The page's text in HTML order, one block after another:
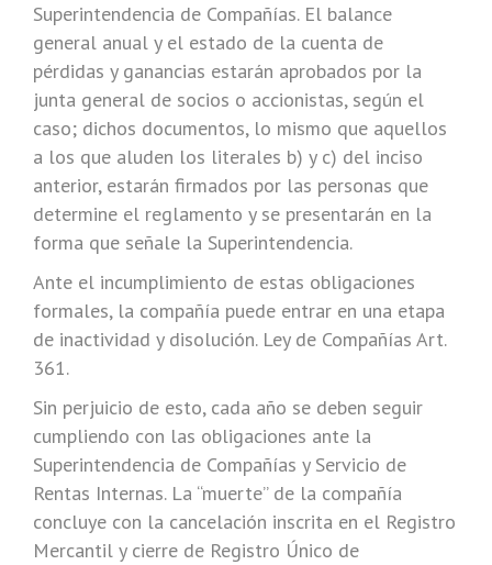
Superintendencia de Compañías. El balance
general anual y el estado de la cuenta de
pérdidas y ganancias estarán aprobados por la
junta general de socios o accionistas, según el
caso; dichos documentos, lo mismo que aquellos
a los que aluden los literales b) y c) del inciso
anterior, estarán firmados por las personas que
determine el reglamento y se presentarán en la
forma que señale la Superintendencia.
Ante el incumplimiento de estas obligaciones
formales, la compañía puede entrar en una etapa
de inactividad y disolución. Ley de Compañías Art.
361.
Sin perjuicio de esto, cada año se deben seguir
cumpliendo con las obligaciones ante la
Superintendencia de Compañías y Servicio de
Rentas Internas. La “muerte” de la compañía
concluye con la cancelación inscrita en el Registro
Mercantil y cierre de Registro Único de